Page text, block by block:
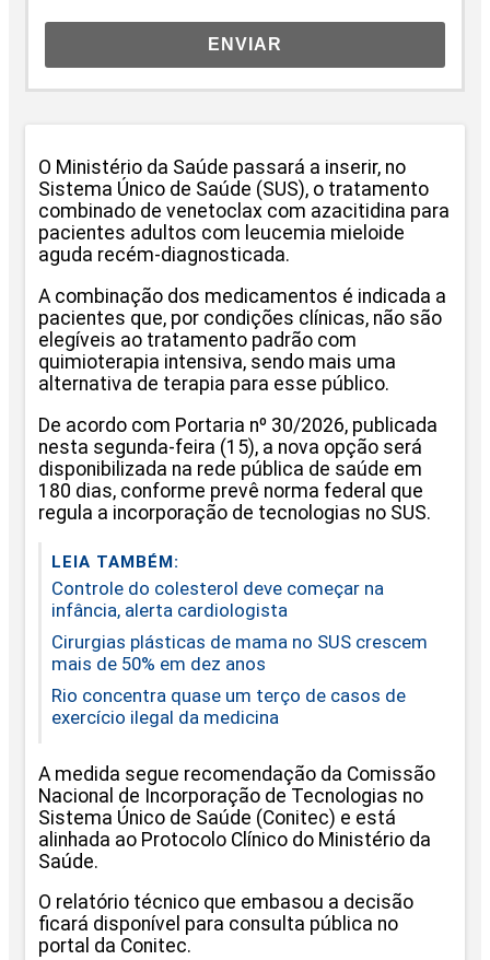
ENVIAR
O Ministério da Saúde passará a inserir, no
Sistema Único de Saúde (SUS), o tratamento
combinado de venetoclax com azacitidina para
pacientes adultos com leucemia mieloide
aguda recém-diagnosticada.
A combinação dos medicamentos é indicada a
pacientes que, por condições clínicas, não são
elegíveis ao tratamento padrão com
quimioterapia intensiva, sendo mais uma
alternativa de terapia para esse público.
De acordo com Portaria nº 30/2026, publicada
nesta segunda-feira (15), a nova opção será
disponibilizada na rede pública de saúde em
180 dias, conforme prevê norma federal que
regula a incorporação de tecnologias no SUS.
LEIA TAMBÉM:
Controle do colesterol deve começar na
infância, alerta cardiologista
Cirurgias plásticas de mama no SUS crescem
mais de 50% em dez anos
Rio concentra quase um terço de casos de
exercício ilegal da medicina
A medida segue recomendação da Comissão
Nacional de Incorporação de Tecnologias no
Sistema Único de Saúde (Conitec) e está
alinhada ao Protocolo Clínico do Ministério da
Saúde.
O relatório técnico que embasou a decisão
ficará disponível para consulta pública no
portal da Conitec.